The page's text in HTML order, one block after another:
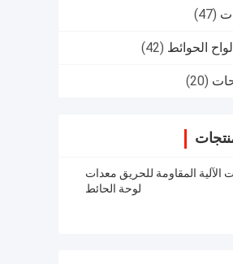
(47)
الحوائط (42)
(20)
الآلية المقاومة للحريق معدات
لوحة الحائط